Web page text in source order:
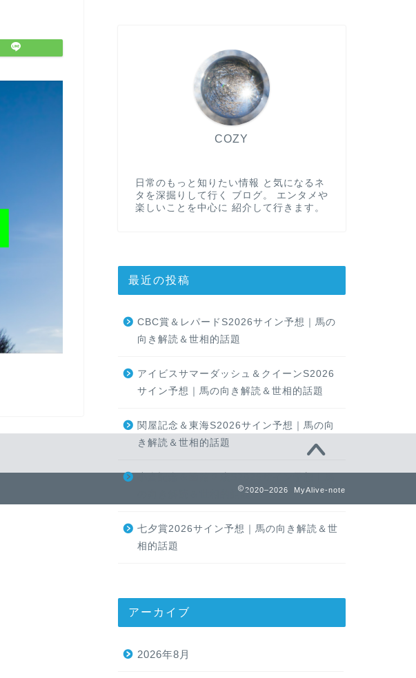
COZY
日常のもっと知りたい情報 と気になるネ
タを深掘りして行く ブログ。 エンタメや
楽しいことを中心に 紹介して行きます。
最近の投稿
CBC賞＆レパードS2026サイン予想｜馬の
向き解読＆世相的話題
アイビスサマーダッシュ＆クイーンS2026
サイン予想｜馬の向き解読＆世相的話題
関屋記念＆東海S2026サイン予想｜馬の向
き解読＆世相的話題
の向き解読＆世相的話題
七夕賞2026サイン予想｜馬の向き解読＆世
相的話題
アーカイブ
2026年8月
2020–2026 MyAlive-note